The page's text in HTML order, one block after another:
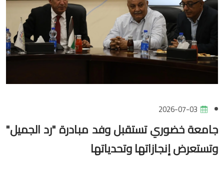
2026-07-03
جامعة خضوري تستقبل وفد مبادرة "رد الجميل"
وتستعرض إنجازاتها وتحدياتها